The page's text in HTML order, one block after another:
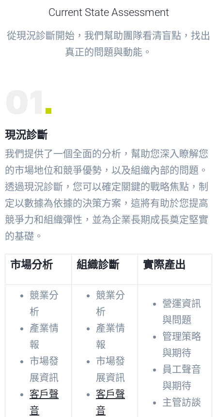
Current State Assessment
從現況診斷開始，我們幫助團隊看清盲點，找出
真正的問題與動能。
現況診斷
我們提供了一個全面的分析，幫助您深入瞭解您
的市場地位和競爭優勢，以及組織內部的問題。
透過現況診斷，您可以確定關鍵的戰略焦點，制
定以數據為依據的決策方案，這將有助於您提高
競爭力和組織彈性，並為企業長期成長奠定堅實
的基礎。
市場分析 組織診斷 實際產出
競業分
析
產業情
報
市場發
展資訊
客戶聲
音
競業分
析
產業情
報
市場發
展資訊
客戶聲
音
營運資訊
與問題
管理策略
與期待
員工聲音
與期待
主管訪談